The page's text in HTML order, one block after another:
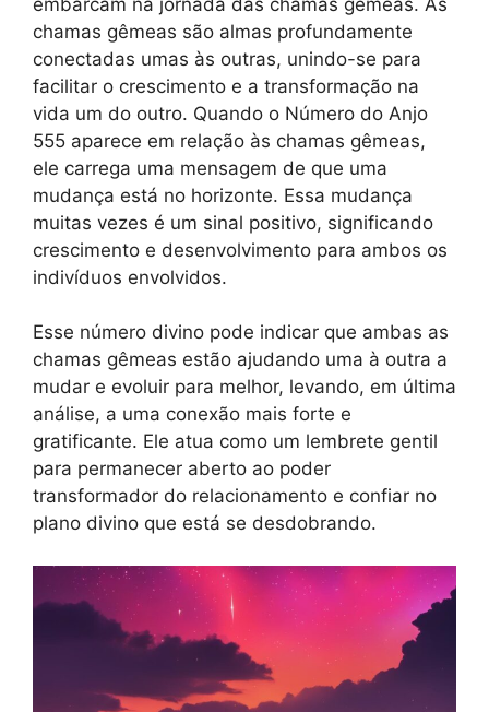
chamas gêmeas são almas profundamente
conectadas umas às outras, unindo-se para
facilitar o crescimento e a transformação na
vida um do outro. Quando o Número do Anjo
555 aparece em relação às chamas gêmeas,
ele carrega uma mensagem de que uma
mudança está no horizonte. Essa mudança
muitas vezes é um sinal positivo, significando
crescimento e desenvolvimento para ambos os
indivíduos envolvidos.
Esse número divino pode indicar que ambas as
chamas gêmeas estão ajudando uma à outra a
mudar e evoluir para melhor, levando, em última
análise, a uma conexão mais forte e
gratificante. Ele atua como um lembrete gentil
para permanecer aberto ao poder
transformador do relacionamento e confiar no
plano divino que está se desdobrando.